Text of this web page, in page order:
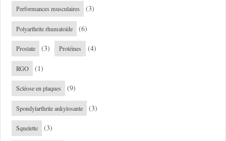
Performances musculaires (3)
Polyarthrite rhumatoïde (6)
Prostate (3) Protéines (4)
RGO (1)
Scléose en plaques (9)
Spondylarthrite ankylosante (3)
Squelette (3)